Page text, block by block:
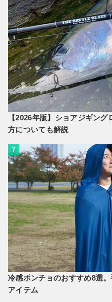
【2026年版】ショアジギン
方についても解説
7
冷感ポンチョのおすすめ8選
アイテム